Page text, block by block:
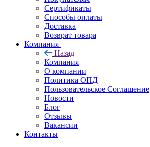
Сертификаты
Способы оплаты
Доставка
Возврат товара
Компания
Назад
Компания
О компании
Политика ОПД
Пользовательское Соглашение
Новости
Блог
Отзывы
Вакансии
Контакты